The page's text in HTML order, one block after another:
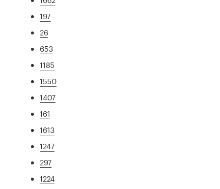
197
26
653
1185
1550
1407
161
1613
1247
297
1224